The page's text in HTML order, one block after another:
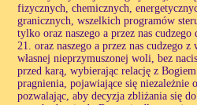
fizycznych, chemicznych,
granicznych, wszelkich programów
tylko oraz naszego a przez nas
21. oraz naszego a przez nas cudzego
własnej nieprzymuszonej woli, bez
przed karą, wybierając relację z
pragnienia, pojawiające się
pozwalając, aby decyzja zbliżania się